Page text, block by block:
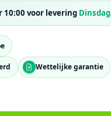
10:00 voor levering Dinsdag
Wettelijke garantie